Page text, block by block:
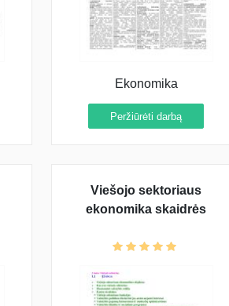
Ekonomika
Peržiūrėti darbą
Viešojo sektoriaus
ekonomika skaidrės